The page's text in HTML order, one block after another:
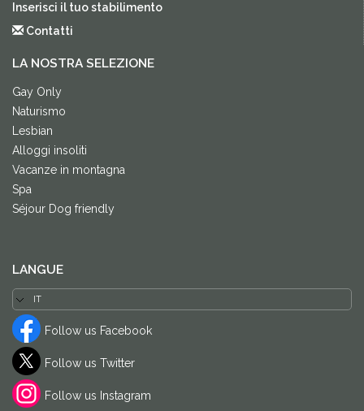
Inserisci il tuo stabilimento
Contatti
LA NOSTRA SELEZIONE
Gay Only
Naturismo
Lesbian
Alloggi insoliti
Vacanze in montagna
Spa
Séjour Dog friendly
LANGUE
Follow us Facebook
Follow us Twitter
Follow us Instagram